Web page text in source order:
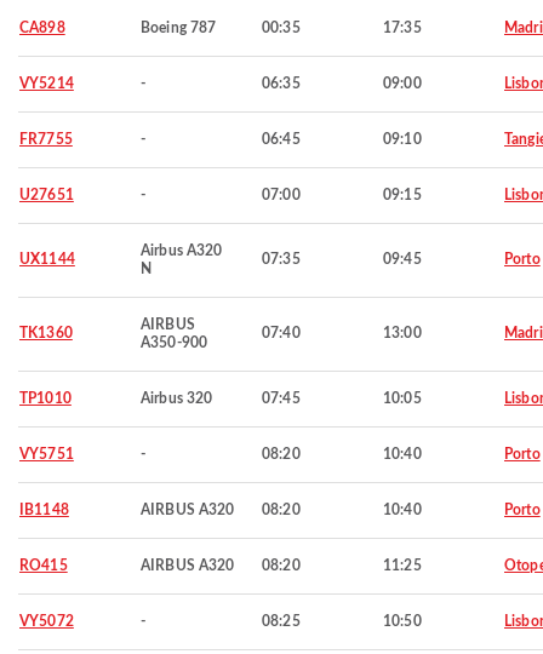
CA898 Boeing 787 00:35 17:35
VY5214 - 06:35 09:00
FR7755 - 06:45 09:10
U27651 - 07:00 09:15
UX1144
Airbus A320
N
07:35 09:45 Porto
TK1360
AIRBUS
A350-900
07:40 13:00
TP1010 Airbus 320 07:45 10:05
VY5751 - 08:20 10:40 Porto
IB1148 AIRBUS A320 08:20 10:40 Porto
RO415 AIRBUS A320 08:20 11:25
VY5072 - 08:25 10:50